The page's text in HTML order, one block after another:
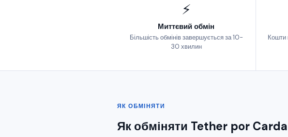
⚡
Миттєвий обмін
Більшість обмінів завершується за 10-
30 хвилин
Кошти
ЯК ОБМІНЯТИ
Як обміняти Tether por